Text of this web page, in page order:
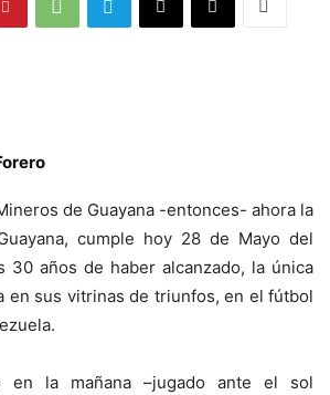
de Guayana -entonces- ahora la
cumple hoy 28 de Mayo del
30 años de haber alcanzado, la única
en sus vitrinas de triunfos, en el fútbol
en la mañana –jugado ante el sol